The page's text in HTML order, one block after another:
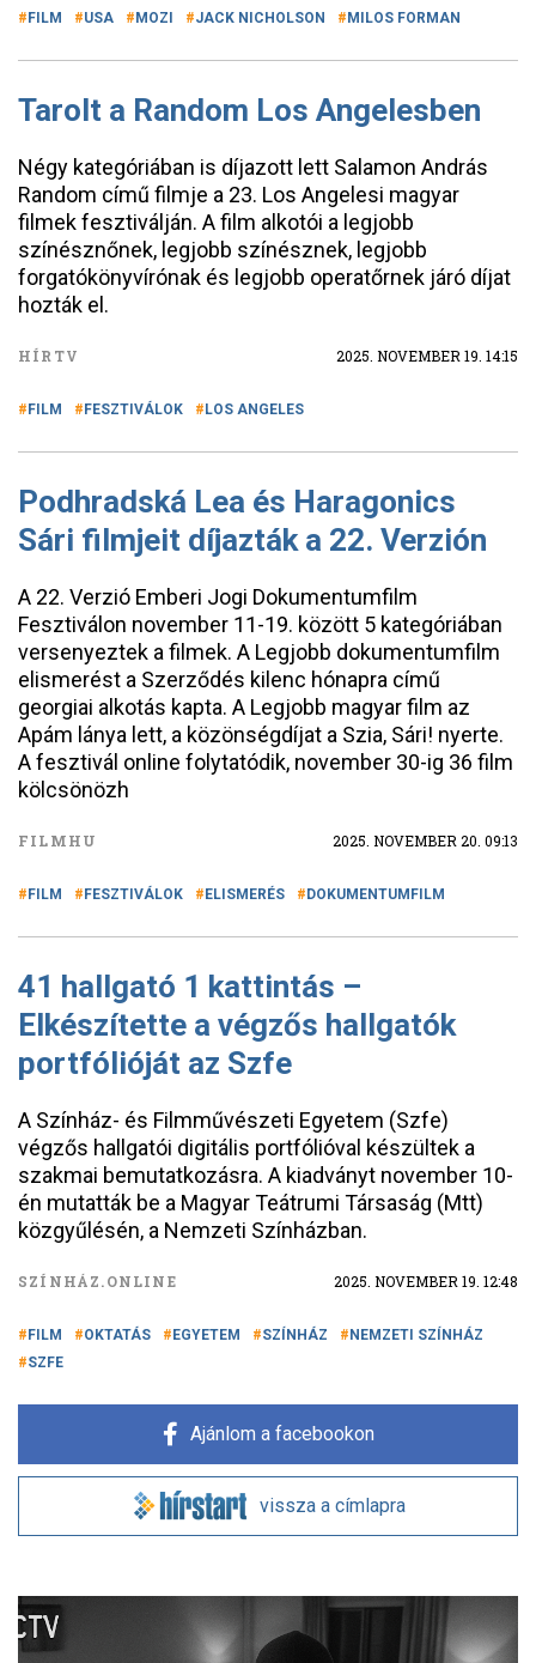
FILM USA MOZI JACK NICHOLSON MILOS FORMAN
Tarolt a Random Los Angelesben
Négy kategóriában is díjazott lett Salamon András
Random című filmje a 23. Los Angelesi magyar
filmek fesztiválján. A film alkotói a legjobb
színésznőnek, legjobb színésznek, legjobb
forgatókönyvírónak és legjobb operatőrnek járó díjat
hozták el.
HÍRTV 2025. NOVEMBER 19. 14:15
FILM FESZTIVÁLOK LOS ANGELES
Podhradská Lea és Haragonics
Sári filmjeit díjazták a 22. Verzión
A 22. Verzió Emberi Jogi Dokumentumfilm
Fesztiválon november 11-19. között 5 kategóriában
versenyeztek a filmek. A Legjobb dokumentumfilm
elismerést a Szerződés kilenc hónapra című
georgiai alkotás kapta. A Legjobb magyar film az
Apám lánya lett, a közönségdíjat a Szia, Sári! nyerte.
A fesztivál online folytatódik, november 30-ig 36 film
kölcsönözh
FILMHU 2025. NOVEMBER 20. 09:13
FILM FESZTIVÁLOK ELISMERÉS DOKUMENTUMFILM
41 hallgató 1 kattintás –
Elkészítette a végzős hallgatók
portfólióját az Szfe
A Színház- és Filmművészeti Egyetem (Szfe)
végzős hallgatói digitális portfólióval készültek a
szakmai bemutatkozásra. A kiadványt november 10-
én mutatták be a Magyar Teátrumi Társaság (Mtt)
közgyűlésén, a Nemzeti Színházban.
SZÍNHÁZ.ONLINE 2025. NOVEMBER 19. 12:48
FILM OKTATÁS EGYETEM SZÍNHÁZ
NEMZETI SZÍNHÁZ
SZFE
Ajánlom a facebookon
vissza a címlapra